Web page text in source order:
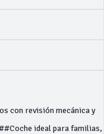
con revisión mecánica y
ideal para familias,